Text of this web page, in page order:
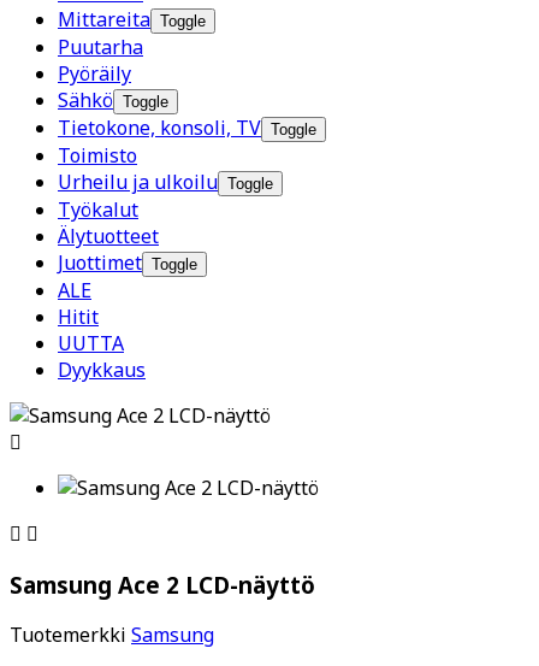
Mittareita Toggle
Puutarha
Pyöräily
Sähkö Toggle
Tietokone, konsoli, TV Toggle
Toimisto
Urheilu ja ulkoilu Toggle
Työkalut
Älytuotteet
Juottimet Toggle
ALE
Hitit
UUTTA
Dyykkaus

 
Samsung Ace 2 LCD-näyttö
Tuotemerkki Samsung